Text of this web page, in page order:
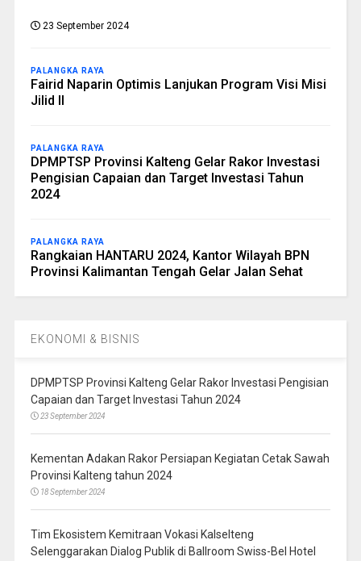
23 September 2024
PALANGKA RAYA
Fairid Naparin Optimis Lanjukan Program Visi Misi
Jilid II
PALANGKA RAYA
DPMPTSP Provinsi Kalteng Gelar Rakor Investasi
Pengisian Capaian dan Target Investasi Tahun
2024
PALANGKA RAYA
Rangkaian HANTARU 2024, Kantor Wilayah BPN
Provinsi Kalimantan Tengah Gelar Jalan Sehat
EKONOMI & BISNIS
DPMPTSP Provinsi Kalteng Gelar Rakor Investasi Pengisian
Capaian dan Target Investasi Tahun 2024
23 September 2024
Kementan Adakan Rakor Persiapan Kegiatan Cetak Sawah
Provinsi Kalteng tahun 2024
18 September 2024
Tim Ekosistem Kemitraan Vokasi Kalselteng
Selenggarakan Dialog Publik di Ballroom Swiss-Bel Hotel